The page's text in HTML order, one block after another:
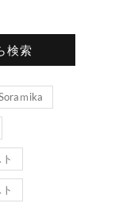
検索
ｍika